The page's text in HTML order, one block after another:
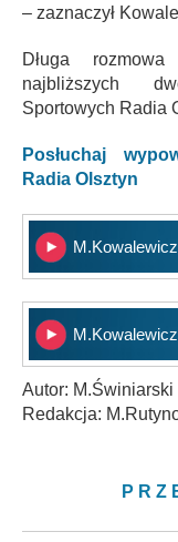
– zaznaczył
Długa
najbliższych
Sportowych Radia
Posłuchaj
Radia Olsztyn
Autor: M.Świniarski
Redakcja: